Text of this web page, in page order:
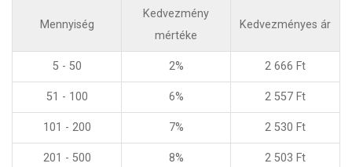
Mennyiség
Kedvezmény
mértéke
Kedvezményes ár
5 - 50 2% 2 666 Ft
51 - 100 6% 2 557 Ft
101 - 200 7% 2 530 Ft
201 - 500 8% 2 503 Ft